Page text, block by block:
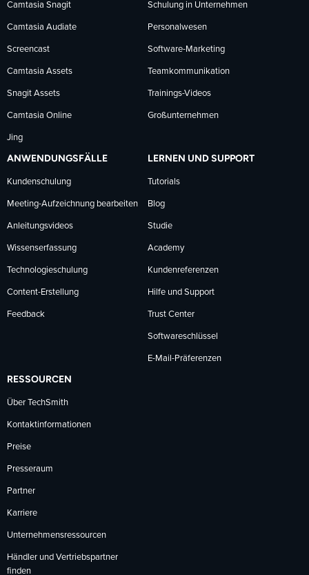
folgen
folgenfolgen
Camtasia Snagit
Camtasia Audiate
Screencast
Camtasia Assets
Snagit Assets
Camtasia Online
Jing
Schulung in Unternehmen
Personalwesen
Software-Marketing
Teamkommunikation
Trainings-Videos
Großunternehmen
ANWENDUNGSFÄLLE
Kundenschulung
Meeting-Aufzeichnung bearbeiten
Anleitungsvideos
Wissenserfassung
Technologieschulung
Content-Erstellung
Feedback
LERNEN UND SUPPORT
Tutorials
Blog
Studie
Academy
Kundenreferenzen
Hilfe und Support
Trust Center
Softwareschlüssel
E-Mail-Präferenzen
RESSOURCEN
Über TechSmith
Kontaktinformationen
Preise
Presseraum
Partner
Karriere
Unternehmensressourcen
Händler und Vertriebspartner
finden